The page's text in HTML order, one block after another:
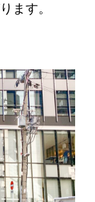
ます。